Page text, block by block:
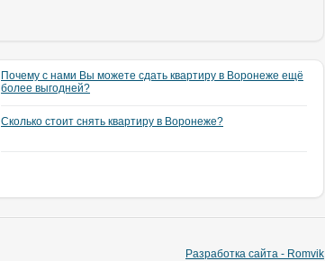
Почему с нами Вы можете сдать квартиру в Воронеже ещё
более выгодней?
Сколько стоит снять квартиру в Воронеже?
Разработка сайта - Romvik